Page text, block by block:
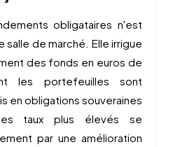
obligataires n'est
salle de marché. Elle irrigue
des fonds en euros de
les portefeuilles sont
en obligations souveraines
taux plus élevés se
par une amélioration